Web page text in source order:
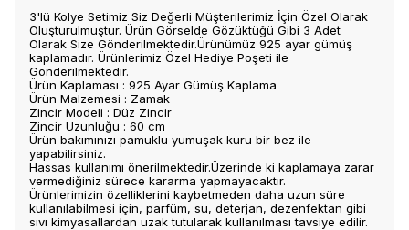
3'lü Kolye Setimiz Siz Değerli Müşterilerimiz İçin Özel Olarak
Oluşturulmuştur. Ürün Görselde Gözüktüğü Gibi 3 Adet
Olarak Size Gönderilmektedir.Ürünümüz 925 ayar gümüş
kaplamadır. Ürünlerimiz Özel Hediye Poşeti ile
Gönderilmektedir.
Ürün Kaplaması : 925 Ayar Gümüş Kaplama
Ürün Malzemesi : Zamak
Zincir Modeli : Düz Zincir
Zincir Uzunluğu : 60 cm
Ürün bakımınızı pamuklu yumuşak kuru bir bez ile
yapabilirsiniz.
Hassas kullanımı önerilmektedir.Üzerinde ki kaplamaya zarar
vermediğiniz sürece kararma yapmayacaktır.
Ürünlerimizin özelliklerini kaybetmeden daha uzun süre
kullanılabilmesi için, parfüm, su, deterjan, dezenfektan gibi
sıvı kimyasallardan uzak tutularak kullanılması tavsiye edilir.